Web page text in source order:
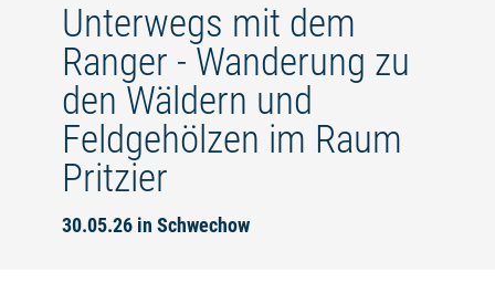
Unterwegs mit dem
Ranger - Wanderung zu
den Wäldern und
Feldgehölzen im Raum
Pritzier
30.05.26 in Schwechow